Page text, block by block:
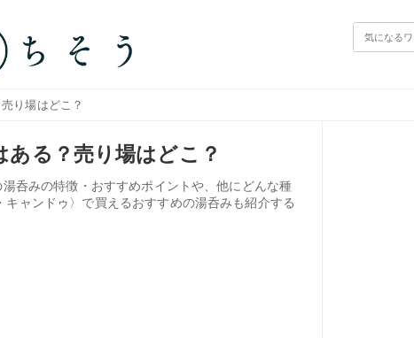
り場はどこ？
る？売り場はどこ？
呑みの特徴・おすすめポイントや、他にどんな種
ャンドゥ〉で買えるおすすめの湯呑みも紹介する